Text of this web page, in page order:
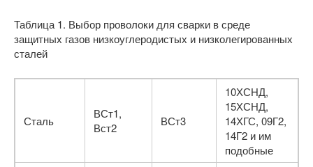
Таблица 1. Выбор проволоки для сварки в среде
защитных газов низкоуглеродистых и низколегированных
сталей
Сталь
ВСт1,
Вст2
ВСт3
10ХСНД,
15ХСНД,
14ХГС, 09Г2,
14Г2 и им
подобные